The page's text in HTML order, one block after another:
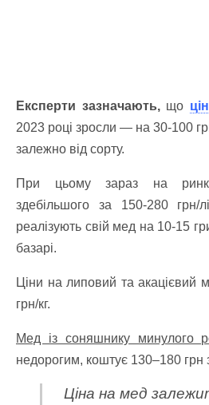
Експерти зазначають,що
2023 році зросли — на 30-100
залежно від сорту.
При цьому зараз на
здебільшого за 150-280 грн/
реалізують свій мед на 10-15
базарі.
Ціни на липовий та акацієвий
грн/кг.
Мед із соняшнику минулого
недорогим, коштує 130–180 грн
Ціна на мед